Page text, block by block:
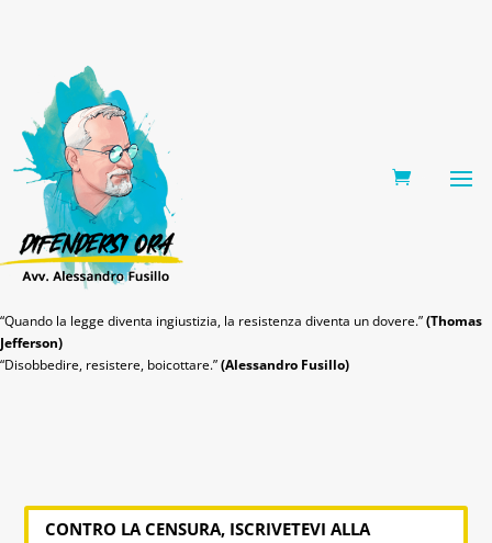
“Quando la legge diventa ingiustizia, la resistenza diventa un dovere.”(Thomas
Jefferson)
“Disobbedire, resistere, boicottare.”(Alessandro Fusillo)
CONTRO LA CENSURA, ISCRIVETEVI ALLA